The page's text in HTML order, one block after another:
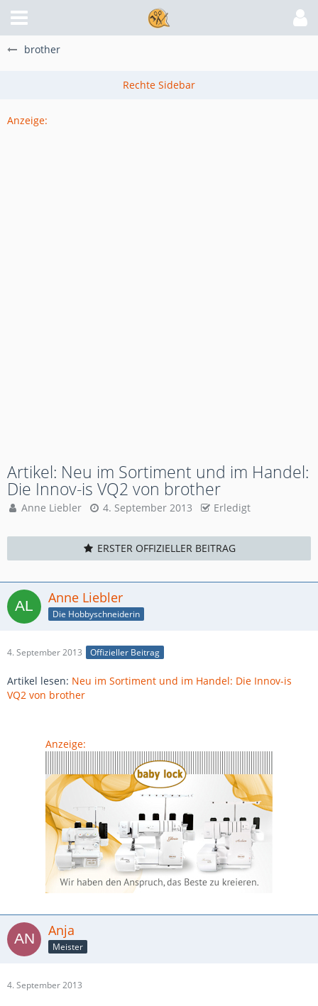
brother
Anzeige:
Artikel: Neu im Sortiment und im Handel:
Die Innov-is VQ2 von brother
Anne Liebler 4. September 2013 Erledigt
ERSTER OFFIZIELLER BEITRAG
Anne Liebler
Die Hobbyschneiderin
4. September 2013 Offizieller Beitrag
Artikel lesen: Neu im Sortiment und im Handel: Die Innov-is
VQ2 von brother
Anzeige:
Anja
Meister
4. September 2013